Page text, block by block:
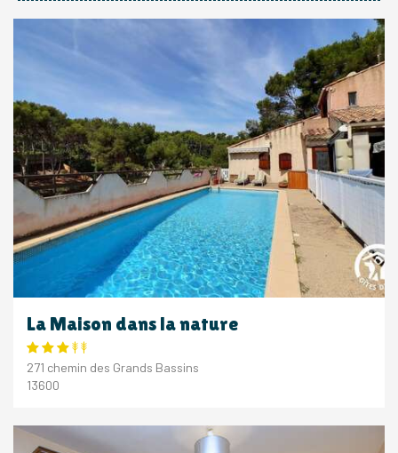
La Maison dans la nature
271 chemin des Grands Bassins
13600